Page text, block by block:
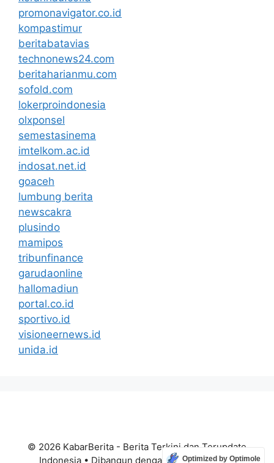
promonavigator.co.id
kompastimur
beritabatavias
technonews24.com
beritaharianmu.com
sofold.com
lokerproindonesia
olxponsel
semestasinema
imtelkom.ac.id
indosat.net.id
goaceh
lumbung berita
newscakra
plusindo
mamipos
tribunfinance
garudaonline
hallomadiun
portal.co.id
sportivo.id
visioneernews.id
unida.id
© 2026 KabarBerita - Berita Terkini dan Terupdate
Indonesia• Dibangun denganGeneratePress
Optimized by Optimole